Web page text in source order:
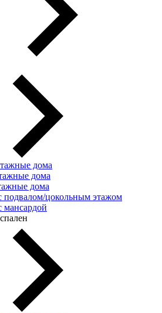
дома
дома
дома
подвалом/цокольным этажом
мансардой